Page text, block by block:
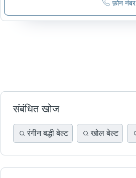
फ़ोन
संबंधित खोज
रंगीन बद्धी बेल्ट खोल बेल्ट